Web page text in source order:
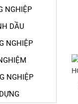
NGHIỆP
DẦU
NGHIỆP
NGHIỆP